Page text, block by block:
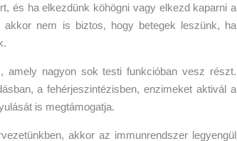
és ha elkezdünk köhögni vagy elkezd kaparni a
nem is biztos, hogy betegek leszünk, ha
nagyon sok testi funkcióban vesz részt.
a fehérjeszintézisben, enzimeket aktivál a
is megtámogatja.
akkor az immunrendszer legyengül